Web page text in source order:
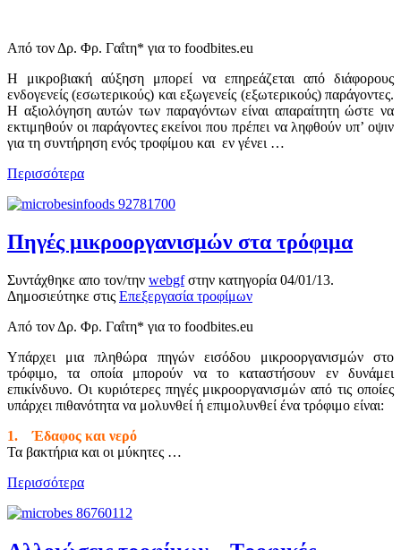
Από τον Δρ. Φρ. Γαΐτη* για το foodbites.eu
Η μικροβιακή αύξηση μπορεί να επηρεάζεται από διάφορους
ενδογενείς (εσωτερικούς) και εξωγενείς (εξωτερικούς) παράγοντες.
Η αξιολόγηση αυτών των παραγόντων είναι απαραίτητη ώστε να
εκτιμηθούν οι παράγοντες εκείνοι που πρέπει να ληφθούν υπ’ οψιν
για τη συντήρηση ενός τροφίμου και εν γένει …
Περισσότερα
Πηγές μικροοργανισμών στα τρόφιμα
Συντάχθηκε απο τον/την webgfστην κατηγορία 04/01/13.
Δημοσιεύτηκε στις Επεξεργασία τροφίμων
Από τον Δρ. Φρ. Γαΐτη* για το foodbites.eu
Υπάρχει μια πληθώρα πηγών εισόδου μικροοργανισμών στο
τρόφιμο, τα οποία μπορούν να το καταστήσουν εν δυνάμει
επικίνδυνο. Οι κυριότερες πηγές μικροοργανισμών από τις οποίες
υπάρχει πιθανότητα να μολυνθεί ή επιμολυνθεί ένα τρόφιμο είναι:
1. Έδαφος και νερό
Τα βακτήρια και οι μύκητες …
Περισσότερα